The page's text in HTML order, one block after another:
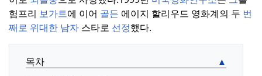
험프리 보가트에 이어 골든 에이지 할리우드 영화계의 두 번
째로 위대한 남자 스타로 선정했다.
목차